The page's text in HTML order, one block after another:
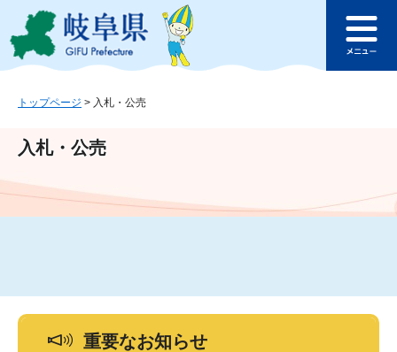
ジ
ュ
文
このページの本文へ
ュ
トップページ > 入札・公売
入札・公売
重要なお知らせ